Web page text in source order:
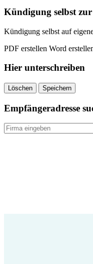
Kündigung selbst
Kündigung selbst auf
PDF erstellen Word
Hier unterschreiben
Löschen Speichern
Empfängeradresse